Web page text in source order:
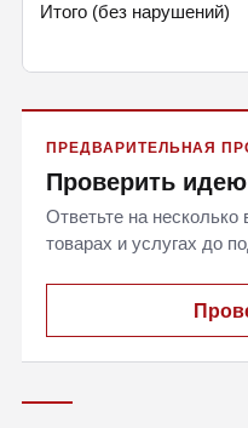
Итого (без нарушений)
ПРЕДВАРИТЕЛЬНАЯ
Проверить идею
Ответьте на несколько
товарах и услугах до